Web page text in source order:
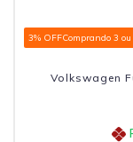
3% OFFComprando 3
Volkswagen